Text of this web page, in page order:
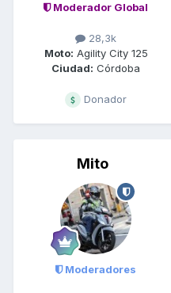
Moderador Global
28,3k
Moto: Agility City 125
Ciudad: Córdoba
Donador
Mito
Moderadores